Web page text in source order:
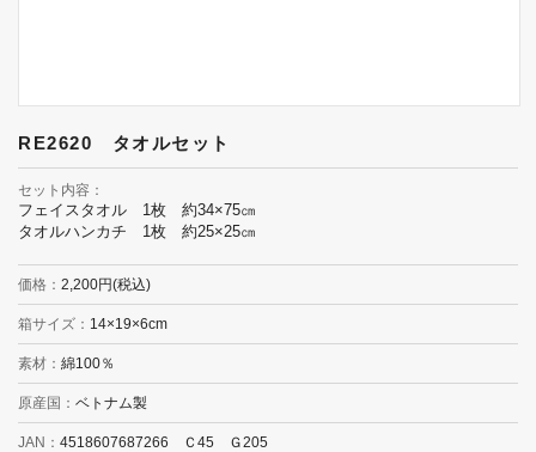
RE2620 タオルセット
セット内容
フェイスタオル 1枚 約34×75㎝
タオルハンカチ 1枚 約25×25㎝
価格 2,200円(税込)
箱サイズ 14×19×6cm
素材 綿100％
原産国 ベトナム製
JAN 4518607687266 Ｃ45 Ｇ205